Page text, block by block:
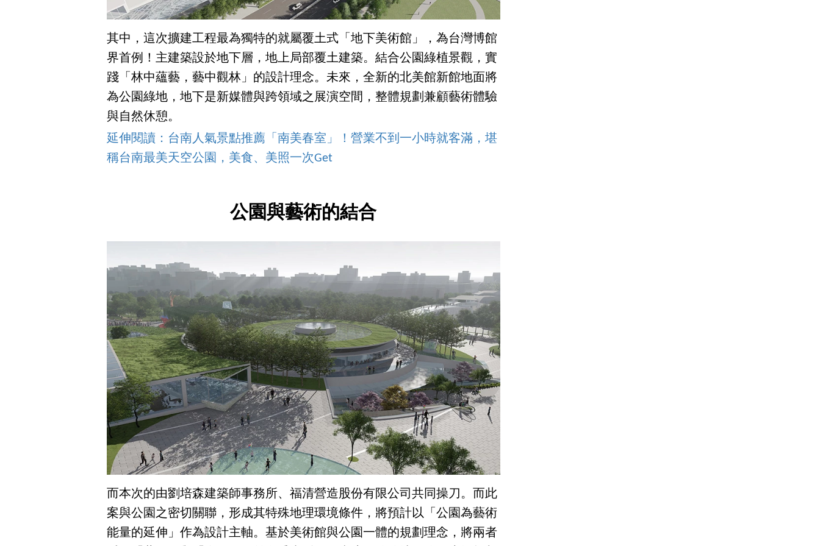
其中，這次擴建工程最為獨特的就屬覆土式「地下美術館」，為台灣博館
界首例！主建築設於地下層，地上局部覆土建築。結合公園綠植景觀，實
踐「林中蘊藝，藝中觀林」的設計理念。未來，全新的北美館新館地面將
為公園綠地，地下是新媒體與跨領域之展演空間，整體規劃兼顧藝術體驗
與自然休憩。
延伸閱讀：台南人氣景點推薦「南美春室」！營業不到一小時就客滿，堪
稱台南最美天空公園，美食、美照一次Get
公園與藝術的結合
而本次的由劉培森建築師事務所、福清營造股份有限公司共同操刀。而此
案與公園之密切關聯，形成其特殊地理環境條件，將預計以「公園為藝術
能量的延伸」作為設計主軸。基於美術館與公園一體的規劃理念，將兩者